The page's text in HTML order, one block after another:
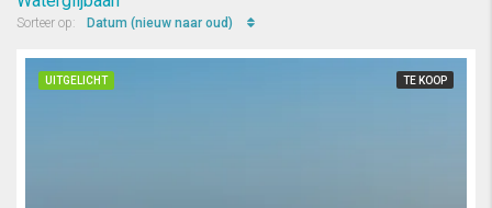
Sorteer op: Datum (nieuw naar oud)
UITGELICHT TE KOOP